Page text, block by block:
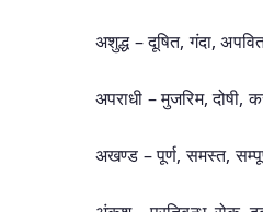
अशुद्ध – दूषित, गंदा,
अपराधी – मुजरिम, दोषी,
अखण्ड – पूर्ण, समस्त,